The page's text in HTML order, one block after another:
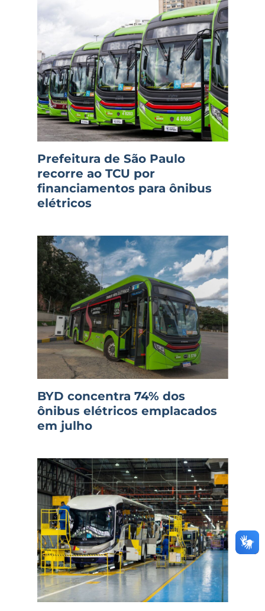
Prefeitura de São Paulo
recorre ao TCU por
financiamentos para ônibus
elétricos
BYD concentra 74% dos
ônibus elétricos emplacados
em julho